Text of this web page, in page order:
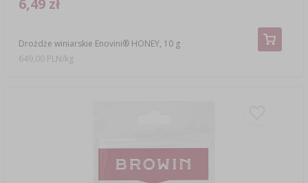
Drożdże winiarskie Enovini® HONEY, 10 g
6,49 zł
649,00 PLN/kg